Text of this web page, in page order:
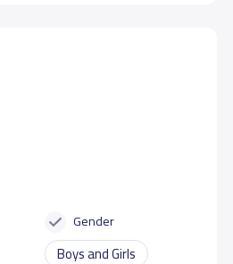
Gender
Boys and Girls